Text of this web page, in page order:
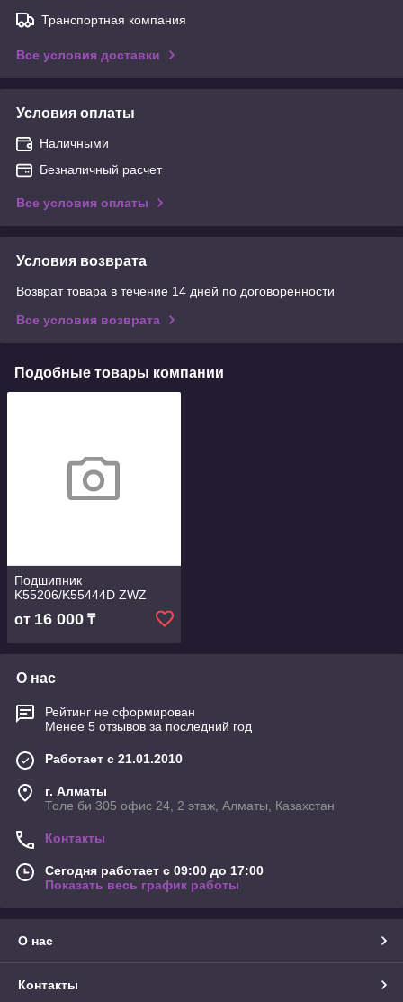
Транспортная компания
Все условия доставки
Условия оплаты
Наличными
Безналичный расчет
Все условия оплаты
Условия возврата
Возврат товара в течение 14 дней по договоренности
Все условия возврата
Подобные товары компании
Подшипник
K55206/K55444D ZWZ
от 16 000 ₸
О нас
Рейтинг не сформирован
Менее 5 отзывов за последний год
Работает с 21.01.2010
г. Алматы
Толе би 305 офис 24, 2 этаж, Алматы, Казахстан
Контакты
Сегодня работает с 09:00 до 17:00
Показать весь график работы
О нас
Контакты